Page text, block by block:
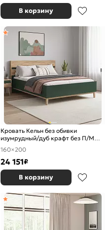
В корзину
Кровать Кельн без обивки
изумрудный/дуб крафт без П/М
1600x2000, изголовье жесткое
160×200
24 151₽
В корзину